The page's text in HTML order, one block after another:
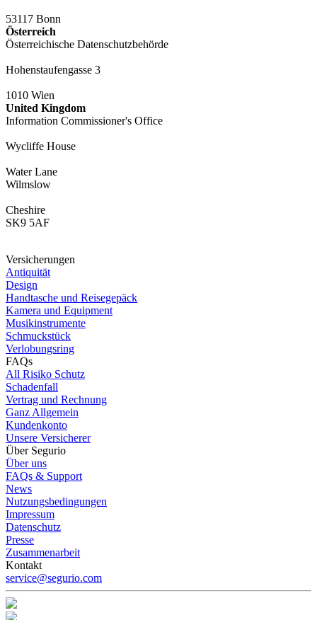
53117 Bonn
Österreich
Österreichische Datenschutzbehörde
Hohenstaufengasse 3
1010 Wien
United Kingdom
Information Commissioner's Office
Wycliffe House
Water Lane
Wilmslow
Cheshire
SK9 5AF
Versicherungen
Antiquität
Design
Handtasche und Reisegepäck
Kamera und Equipment
Musikinstrumente
Schmuckstück
Verlobungsring
FAQs
All Risiko Schutz
Schadenfall
Vertrag und Rechnung
Ganz Allgemein
Kundenkonto
Unsere Versicherer
Über Segurio
Über uns
FAQs & Support
News
Nutzungsbedingungen
Impressum
Datenschutz
Presse
Zusammenarbeit
Kontakt
service@segurio.com